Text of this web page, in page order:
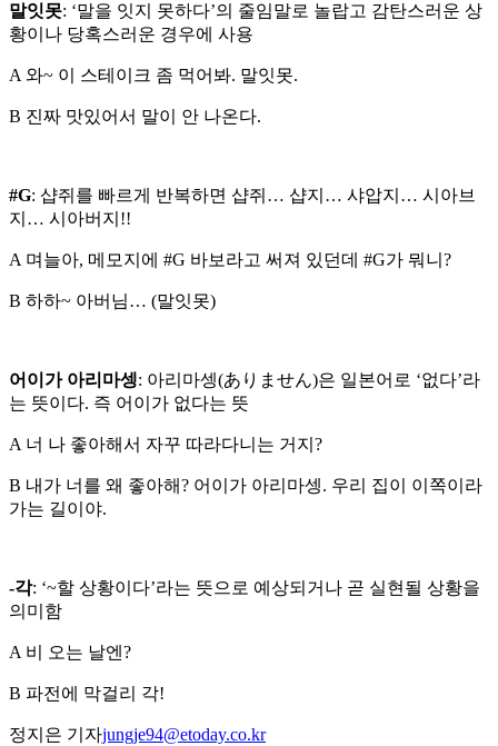
말잇못: ‘말을 잇지 못하다’의 줄임말로 놀랍고 감탄스러운 상
황이나 당혹스러운 경우에 사용
A 와~ 이 스테이크 좀 먹어봐. 말잇못.
B 진짜 맛있어서 말이 안 나온다.
#G: 샵쥐를 빠르게 반복하면 샵쥐… 샵지… 샤압지… 시아브
지… 시아버지!!
A 며늘아, 메모지에 #G 바보라고 써져 있던데 #G가 뭐니?
B 하하~ 아버님… (말잇못)
어이가 아리마셍: 아리마셍(ありません)은 일본어로 ‘없다’라
는 뜻이다. 즉 어이가 없다는 뜻
A 너 나 좋아해서 자꾸 따라다니는 거지?
B 내가 너를 왜 좋아해? 어이가 아리마셍. 우리 집이 이쪽이라
가는 길이야.
-각: ‘~할 상황이다’라는 뜻으로 예상되거나 곧 실현될 상황을
의미함
A 비 오는 날엔?
B 파전에 막걸리 각!
정지은 기자jungje94@etoday.co.kr